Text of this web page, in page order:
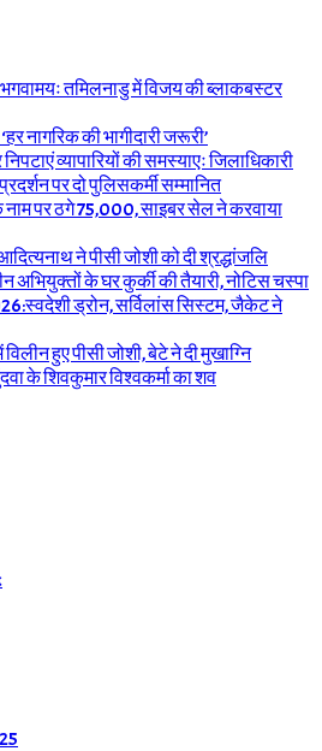
तमिलनाडु में विजय की ब्लाकबस्टर
नागरिक की भागीदारी जरूरी’
व्यापारियों की समस्याएः जिलाधिकारी
पर दो पुलिसकर्मी सम्मानित
नाम पर ठगे 75,000, साइबर सेल ने करवाया
ने पीसी जोशी को दी श्रद्धांजलि
अभियुक्तों के घर कुर्की की तैयारी, नोटिस चस्पा
ड्रोन, सर्विलांस सिस्टम, जैकेट ने
हुए पीसी जोशी, बेटे ने दी मुखाग्नि
के शिवकुमार विश्वकर्मा का शव